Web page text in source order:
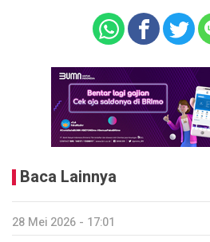
Baca Lainnya
28 Mei 2026 - 17:01